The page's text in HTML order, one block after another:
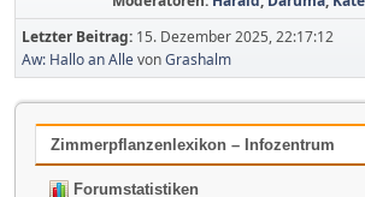
Letzter Beitrag: 15. Dezember 2025, 22:17:12
Aw: Hallo an AllevonGrashalm
Zimmerpflanzenlexikon – Infozentrum
Forumstatistiken